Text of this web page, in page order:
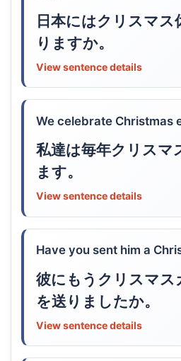
日本にはクリスマス
りますか。
View sentence details
We celebrate Christmas
私達は毎年クリスマ
ます。
View sentence details
Have you sent him a
彼にもうクリスマス
を送りましたか。
View sentence details